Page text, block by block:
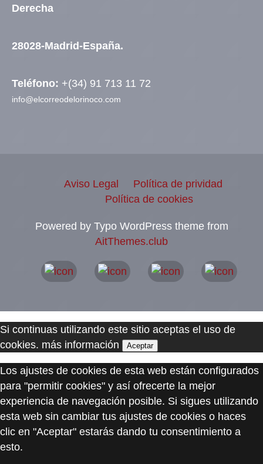
Derecha
28028-Madrid-España.
Teléfono: +(34) 91 713 11 72
info@elcorreodelorinoco.com
Aviso Legal
Política de prividad
Política de cookies
Powered by Typo WordPress theme from
AitThemes.club
Si continuas utilizando este sitio aceptas el uso de
cookies. más información Aceptar
Los ajustes de cookies de esta web están configurados
para "permitir cookies" y así ofrecerte la mejor
experiencia de navegación posible. Si sigues utilizando
esta web sin cambiar tus ajustes de cookies o haces
clic en "Aceptar" estarás dando tu consentimiento a
esto.